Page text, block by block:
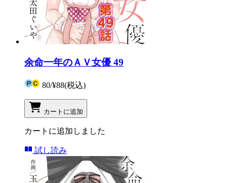
余命一年のＡＶ女優 49
80/¥88(税込)
カートに追加
カートに追加しました
試し読み